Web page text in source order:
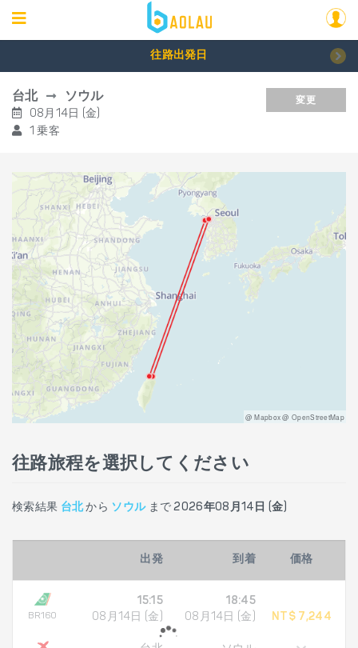
往路出発日
台北 ソウル
08月14日 (金)
1 乗客
変更
@ Mapbox @ OpenStreetMap
往路旅程を選択してください
検索結果 台北から ソウルまで2026年08月14日 (金)
出発 到着 価格
BR160
15:15
08月14日 (金)
18:45
08月14日 (金)
NT$ 7,244